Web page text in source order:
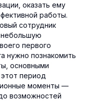
оказать ему
работы.
сотрудник
небольшую
первого
нужно познакомить
основными
период
моменты —
возможностей